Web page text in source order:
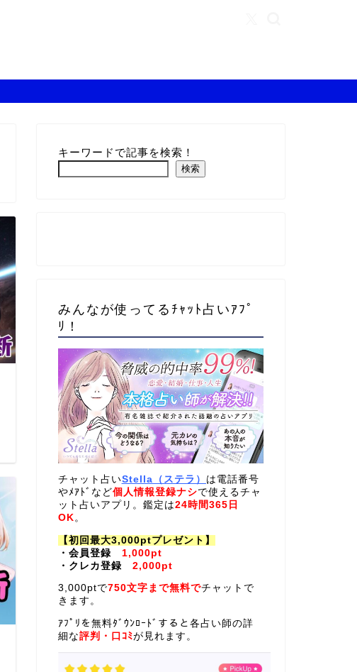
キーワードで記事を検索！
検索
みんなが使ってるﾁｬｯﾄ占いｱﾌﾟ
ﾘ！
チャット占いStella（ステラ） は電話番号
やﾒｱﾄﾞなど個人情報登録ナシで使えるチャ
ット占いアプリ。鑑定は24時間365日
OK 。
【初回最大3,000ptプレゼント】
・会員登録 1,000pt
・クレカ登録 2,000pt
3,000ptで750文字まで無料でチャットで
きます。
ｱﾌﾟﾘを無料ﾀﾞｳﾝﾛｰﾄﾞすると各占い師の詳
細な評判・口ｺﾐが見れます。